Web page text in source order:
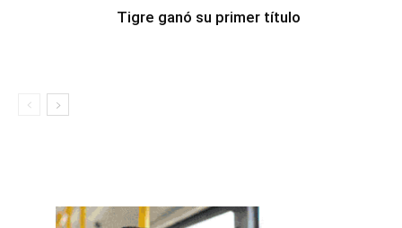
Tigre ganó su primer título